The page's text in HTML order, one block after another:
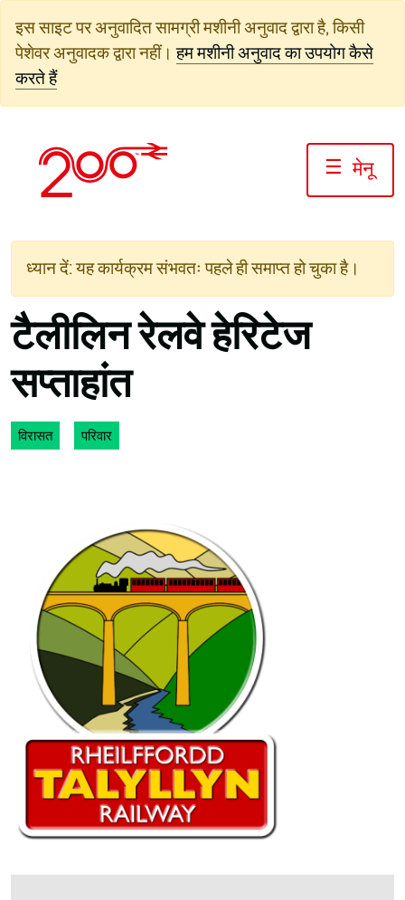
जाएं
इस साइट पर अनुवादित सामग्री मशीनी अनुवाद द्वारा है, किसी
पेशेवर अनुवादक द्वारा नहीं। हम मशीनी अनुवाद का उपयोग कैसे
करते हैं
☰ मेनू
ध्यान दें: यह कार्यक्रम संभवतः पहले ही समाप्त हो चुका है।
टैलीलिन रेलवे हेरिटेज
सप्ताहांत
विरासत परिवार